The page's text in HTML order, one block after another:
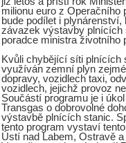
milionu euro z Operačního
bude podílet i
závazek výstavby plnících
poradce ministra životního
Kvůli chybějící síti plnících
využíván zemní plyn
dopravy, vozidlech taxi,
vozidlech, jejichž provoz
Součástí programu je i
Transgas o dobrovolné
výstavbě plnících stanic.
tento program vystaví
Ústí nad Labem, Ostravě